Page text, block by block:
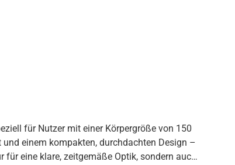
einem kompakten, durchdachten Design –
eine klare, zeitgemäße Optik, sondern auch